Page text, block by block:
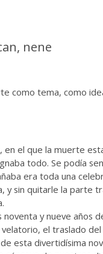
nene
como tema, como
en el que la muerte
todo. Se podía
era toda una
y sin quitarle la parte
y nueve años
el traslado
esta divertidísima